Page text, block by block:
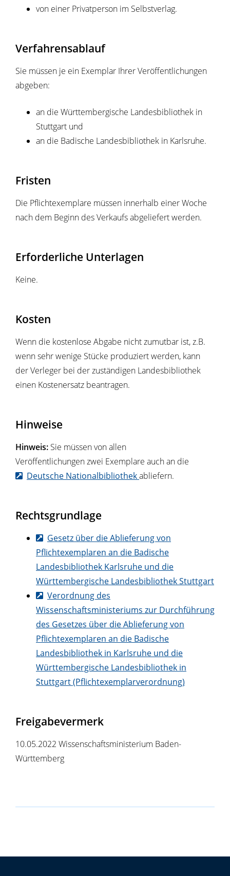
von einer Privatperson im Selbstverlag.
Verfahrensablauf
Sie müssen je ein Exemplar Ihrer Veröffentlichungen
abgeben:
an die Württembergische Landesbibliothek in
Stuttgart und
an die Badische Landesbibliothek in Karlsruhe.
Fristen
Die Pflichtexemplare müssen innerhalb einer Woche
nach dem Beginn des Verkaufs abgeliefert werden.
Erforderliche Unterlagen
Keine.
Kosten
Wenn die kostenlose Abgabe nicht zumutbar ist, z.B.
wenn sehr wenige Stücke produziert werden, kann
der Verleger bei der zuständigen Landesbibliothek
einen Kostenersatz beantragen.
Hinweise
Hinweis: Sie müssen von allen
Veröffentlichungen zwei Exemplare auch an die
Deutsche Nationalbibliothekabliefern.
Rechtsgrundlage
Gesetz über die Ablieferung von
Pflichtexemplaren an die Badische
Landesbibliothek Karlsruhe und die
Württembergische Landesbibliothek Stuttgart
Verordnung des
Wissenschaftsministeriums zur Durchführung
des Gesetzes über die Ablieferung von
Pflichtexemplaren an die Badische
Landesbibliothek in Karlsruhe und die
Württembergische Landesbibliothek in
Stuttgart (Pflichtexemplarverordnung)
Freigabevermerk
10.05.2022 Wissenschaftsministerium Baden-
Württemberg